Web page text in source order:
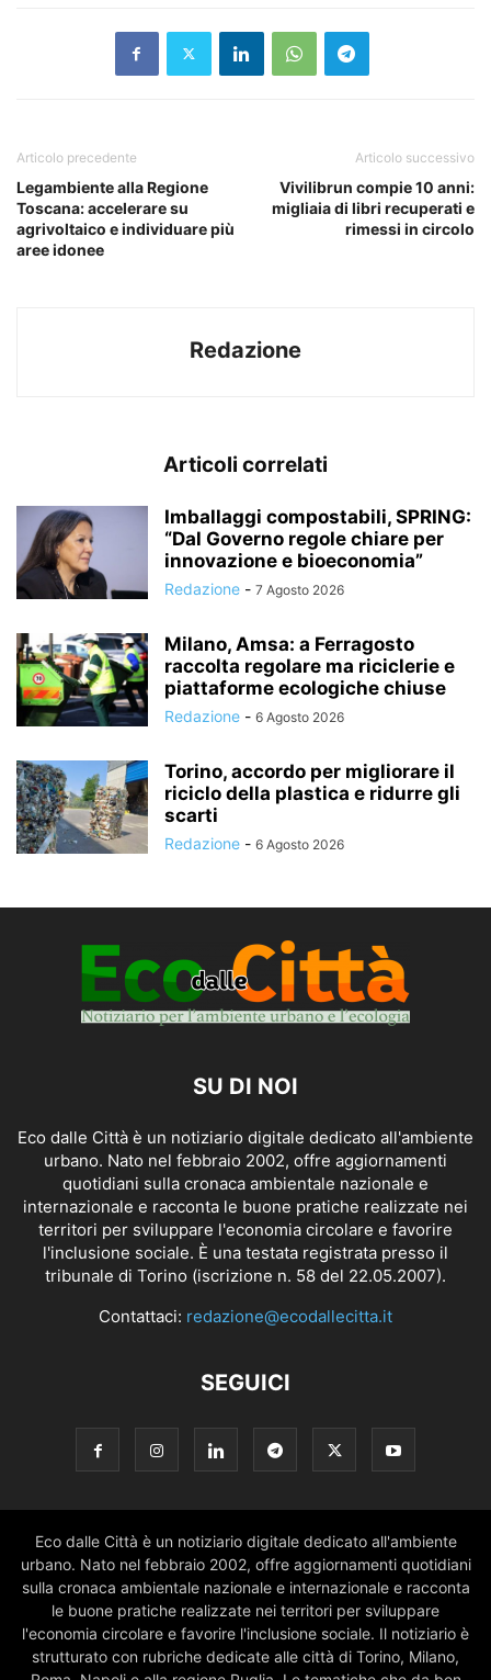
Articolo precedente
Legambiente alla Regione
Toscana: accelerare su
agrivoltaico e individuare più
aree idonee
Articolo successivo
Vivilibrun compie 10 anni:
migliaia di libri recuperati e
rimessi in circolo
Redazione
Articoli correlati
Imballaggi compostabili, SPRING:
“Dal Governo regole chiare per
innovazione e bioeconomia”
Redazione - 7 Agosto 2026
Milano, Amsa: a Ferragosto
raccolta regolare ma riciclerie e
piattaforme ecologiche chiuse
Redazione - 6 Agosto 2026
Torino, accordo per migliorare il
riciclo della plastica e ridurre gli
scarti
Redazione - 6 Agosto 2026
SU DI NOI
Eco dalle Città è un notiziario digitale dedicato all'ambiente
urbano. Nato nel febbraio 2002, offre aggiornamenti
quotidiani sulla cronaca ambientale nazionale e
internazionale e racconta le buone pratiche realizzate nei
territori per sviluppare l'economia circolare e favorire
l'inclusione sociale. È una testata registrata presso il
tribunale di Torino (iscrizione n. 58 del 22.05.2007).
Contattaci: redazione@ecodallecitta.it
SEGUICI
Eco dalle Città è un notiziario digitale dedicato all'ambiente
urbano. Nato nel febbraio 2002, offre aggiornamenti quotidiani
sulla cronaca ambientale nazionale e internazionale e racconta
le buone pratiche realizzate nei territori per sviluppare
l'economia circolare e favorire l'inclusione sociale. Il notiziario è
strutturato con rubriche dedicate alle città di Torino, Milano,